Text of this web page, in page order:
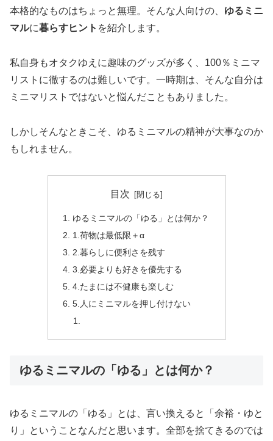
本格的なものはちょっと無理。そんな人向けの、 ゆるミニ
マルに暮らすヒント を紹介します。
私自身もオタクゆえに趣味のグッズが多く、100％ミニマ
リストに徹するのは難しいです。一時期は、そんな自分は
ミニマリストではないと悩んだこともありました。
しかしそんなときこそ、ゆるミニマルの精神が大事なのか
もしれません。
目次
ゆるミニマルの「ゆる」とは何か？
1.荷物は最低限＋α
2.暮らしに便利さを残す
3.必要よりも好きを優先する
4.たまには不健康も楽しむ
5.人にミニマルを押し付けない
ゆるミニマルの「ゆる」とは何か？
ゆるミニマルの「ゆる」とは、言い換えると「余裕・ゆと
り」ということなんだと思います。全部を捨てきるのでは